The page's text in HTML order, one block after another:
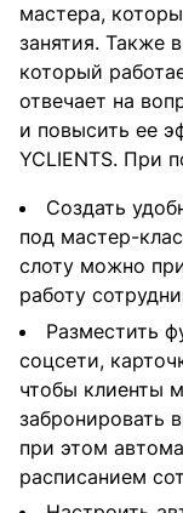
мастера,
занятия. Также
который
отвечает на
и повысить ее
YCLIENTS. При
Создать
под мастер-
слоту можно
работу
Разместить
соцсети,
чтобы клиенты
забронировать
при этом
расписанием